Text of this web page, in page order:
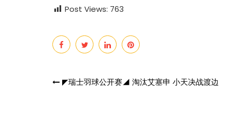
Post Views: 763
Post
◤瑞士羽球公开赛◢ 淘汰艾塞申 小天决战渡边